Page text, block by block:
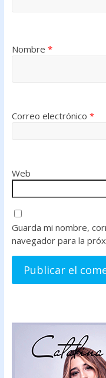
Nombre *
Correo electrónico *
Web
Guarda mi nombre,
navegador para la